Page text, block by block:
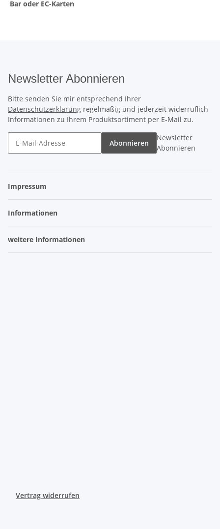
Bar oder EC-Karten
Newsletter Abonnieren
Bitte senden Sie mir entsprechend Ihrer
Datenschutzerklärung regelmäßig und jederzeit widerruflich
Informationen zu Ihrem Produktsortiment per E-Mail zu.
Abonnieren
Newsletter
Abonnieren
Impressum
Informationen
weitere Informationen
Vertrag widerrufen